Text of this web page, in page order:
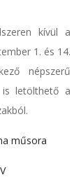
kívül a
1. és 14.
népszerű
is letölthető a
műsora